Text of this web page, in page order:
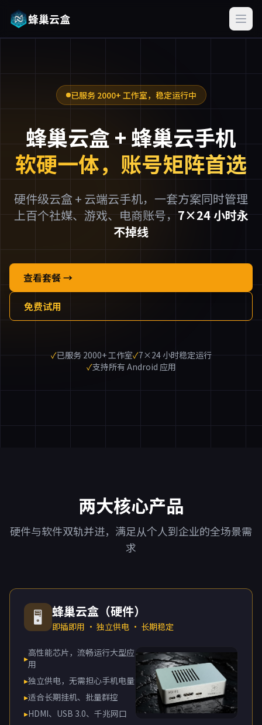
蜂巢云盒
已服务 2000+ 工作室，稳定运行中
蜂巢云盒 + 蜂巢云手机
软硬一体，账号矩阵首选
硬件级云盒 + 云端云手机，一套方案同时管理
上百个社媒、游戏、电商账号， 7×24 小时永
不掉线
查看套餐 →
免费试用
✓已服务 2000+ 工作室✓7×24 小时稳定运行
✓支持所有 Android 应用
两大核心产品
硬件与软件双轨并进，满足从个人到企业的全场景需
求
🖥️ 蜂巢云盒（硬件）
即插即用 · 独立供电 · 长期稳定
▸高性能芯片，流畅运行大型应
用
▸独立供电，无需担心手机电量
▸适合长期挂机、批量群控
▸HDMI、USB 3.0、千兆网口